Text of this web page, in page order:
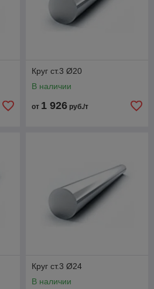
Круг ст.3 Ø20
В наличии
от 1 926 руб./т
Круг ст.3 Ø24
В наличии